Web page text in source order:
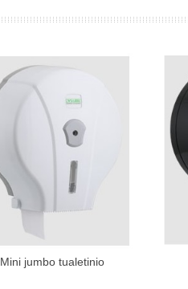
Įdėti į pirkinių krepšelį
Mini jumbo tualetinio